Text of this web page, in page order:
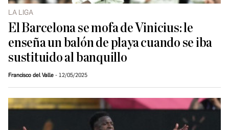
LA LIGA
El Barcelona se mofa de Vinicius: le
enseña un balón de playa cuando se iba
sustituido al banquillo
Francisco del Valle 12/05/2025